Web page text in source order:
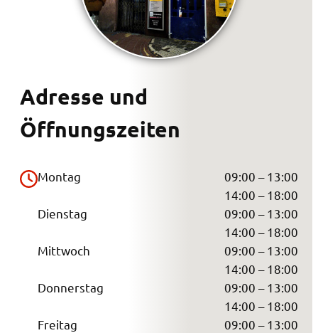
Adresse und
Öffnungszeiten
Montag
09:00 – 13:00
14:00 – 18:00
Dienstag
09:00 – 13:00
14:00 – 18:00
Mittwoch
09:00 – 13:00
14:00 – 18:00
Donnerstag
09:00 – 13:00
14:00 – 18:00
Freitag
09:00 – 13:00